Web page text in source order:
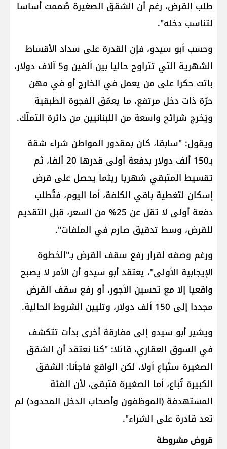
طلب القرض، رغم أن الشقق الصغيرة صُممت أساسا
لتناسب دخله".
وحسب أبو سيدو، فإن القدرة على سداد الأقساط
الشهرية التي تتراوح حاليا بين ألفين و5 آلاف دولار،
باتت حكرا على من يعمل في الخارج أو في مهن
حرّة ذات دخل مرتفع، ما يعمّق الفجوة الطبقية
ويُخرج شرائح واسعة من اللبنانيين من دائرة التملّك.
ويقول: "سابقا، كان بمقدور المواطن شراء شقة
بـ150 ألف دولار بدفعة أولى قدرها 20 ألفا، ثم
تقسيط المتبقي شهريا ريثما يحصل على قرض
إسكان لتغطية باقي الكلفة، أما اليوم، فتُطلب
دفعة أولى لا تقل عن 25% من السعر، قبل التقديم
للقرض، وسط تدقيق صارم في الملفات".
ورغم وصفه لقرار رفع سقف القرض بـ"الخطوة
الإيجابية الأولى"، يعتقد أبو سيدو أن الأمر لا يصبح
واقعيا إلا مع تحسين الأجور، أو رفع سقف القرض
مجددا إلى 150 ألف دولار، وتليين الشروط الحالية.
ويشير أبو سيدو إلى مفارقة أخرى بدأت تتكشف
في السوق العقاري، قائلا: "كنا نعتقد أن الشقق
الصغيرة ستُباع أولا، لكن الواقع فاجأنا: الشقق
الكبيرة تُباع، أما الصغيرة فتبقى، لأن الفئة
المستهدفة (الموظفون وأصحاب الدخل المحدود) لم
تعد قادرة على الشراء".
قروض مشروطة